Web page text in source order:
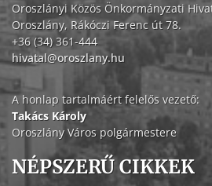
Oroszlányi Közös Önkormányzati
Oroszlány, Rákóczi Ferenc út 78.
+36 (34) 361-444
hivatal@oroszlany.hu
A honlap tartalmáért felelős vezető:
Takács Károly
Oroszlány Város polgármestere
NÉPSZERŰ CIKKEK